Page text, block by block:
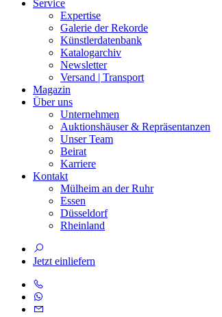
Service
Expertise
Galerie der Rekorde
Künstlerdatenbank
Katalogarchiv
Newsletter
Versand | Transport
Magazin
Über uns
Unternehmen
Auktionshäuser & Repräsentanzen
Unser Team
Beirat
Karriere
Kontakt
Mülheim an der Ruhr
Essen
Düsseldorf
Rheinland
Jetzt einliefern